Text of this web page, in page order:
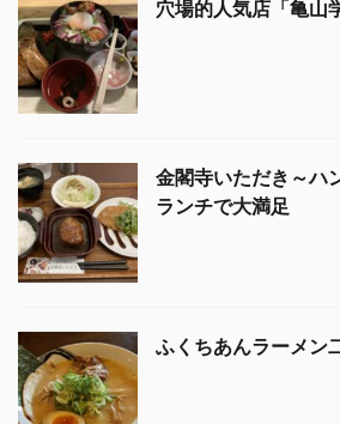
穴場的人気店「亀山
金閣寺いただき～ハ
ランチで大満足
ふくちあんラーメン